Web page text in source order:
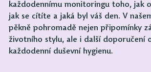
každodennímu monitoringu toho, jak
jak se cítíte a jaká byl váš den. V
pěkně pohromadě nejen připomínky
životního stylu, ale i další doporučení
každodenní duševní hygienu.